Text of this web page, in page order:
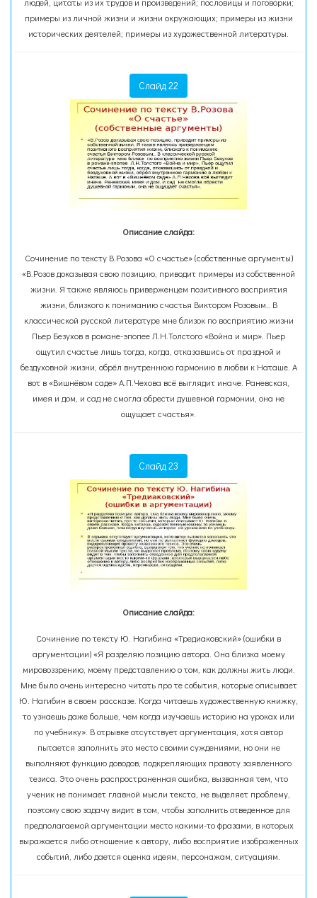
примеры из личной жизни и жизни окружающих; примеры из жизни
исторических деятелей; примеры из художественной литературы.
Слайд 22
Описание слайда:
Сочинение по тексту В.Розова «О счастье» (собственные аргументы)
«В.Розов доказывая свою позицию, приводит примеры из собственной
жизни. Я также являюсь приверженцем позитивного восприятия
жизни, близкого к пониманию счастья Виктором Розовым.. В
классической русской литературе мне близок по восприятию жизни
Пьер Безухов в романе-эпопее Л.Н.Толстого «Война и мир». Пьер
ощутил счастье лишь тогда, когда, отказавшись от праздной и
бездуховной жизни, обрёл внутреннюю гармонию в любви к Наташе. А
вот в «Вишнёвом саде» А.П.Чехова всё выглядит иначе. Раневская,
имея и дом, и сад не смогла обрести душевной гармонии, она не
ощущает счастья».
Слайд 23
Описание слайда:
Сочинение по тексту Ю. Нагибина «Тредиаковский» (ошибки в
аргументации) «Я разделяю позицию автора. Она близка моему
мировоззрению, моему представлению о том, как должны жить люди.
Мне было очень интересно читать про те события, которые описывает
Ю. Нагибин в своем рассказе. Когда читаешь художественную книжку,
то узнаешь даже больше, чем когда изучаешь историю на уроках или
по учебнику». В отрывке отсутствует аргументация, хотя автор
пытается заполнить это место своими суждениями, но они не
выполняют функцию доводов, подкрепляющих правоту заявленного
тезиса. Это очень распространенная ошибка, вызванная тем, что
ученик не понимает главной мысли текста, не выделяет проблему,
поэтому свою задачу видит в том, чтобы заполнить отведенное для
предполагаемой аргументации место какими-то фразами, в которых
выражается либо отношение к автору, либо восприятие изображенных
событий, либо дается оценка идеям, персонажам, ситуациям.